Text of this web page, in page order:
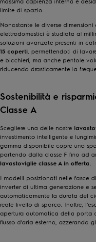
limite di spazio.
Nonostante le diverse
elettrodomestici è studiata al
soluzioni avanzate presenti in
15 coperti , permettendoti di
e bicchieri, ma anche pentole
riducendo drasticamente la
Sostenibilità e
Classe A
Scegliere una delle nostre
investimento intelligente e
gamma disponibile copre uno
partendo dalla classe F fino ad
lavastoviglie classe A in offerta
I modelli posizionati nelle fasce
inverter di ultima generazione e
automaticamente la durata del
reale livello di sporco. Inoltre,
apertura automatica della porta
flusso d'aria esterno, azzerando